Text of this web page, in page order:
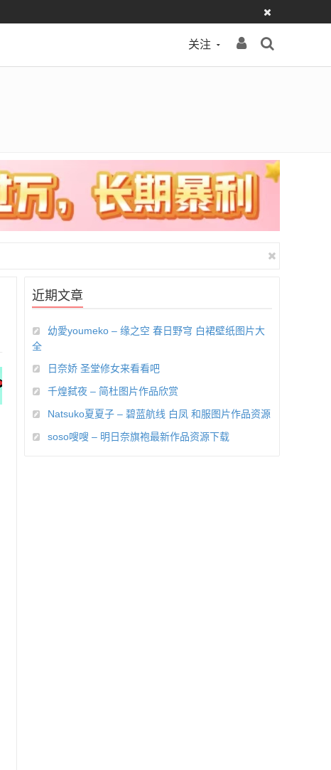
关注
近期文章
幼愛youmeko – 缘之空 春日野穹 白裙壁纸图片大
全
日奈娇 圣堂修女来看看吧
千煌弑夜 – 简杜图片作品欣赏
Natsuko夏夏子 – 碧蓝航线 白凤 和服图片作品资源
soso嗖嗖 – 明日奈旗袍最新作品资源下载